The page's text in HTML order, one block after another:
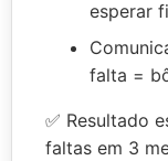
esperar
falta =
✅ Resultado
faltas em 3